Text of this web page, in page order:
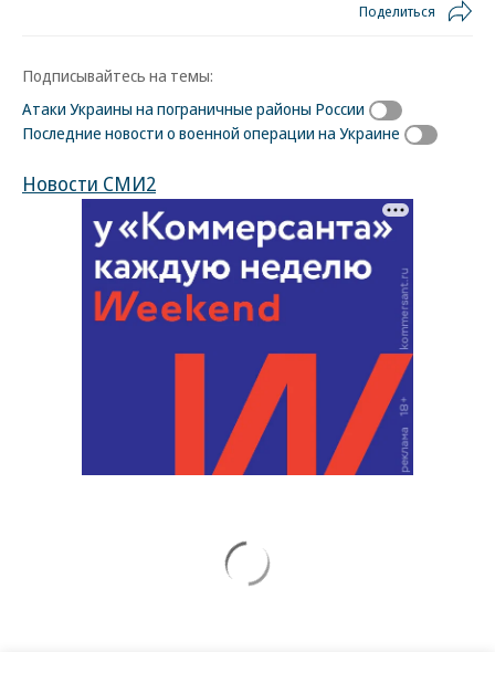
Поделиться
Подписывайтесь на темы:
Атаки Украины на пограничные районы России
Последние новости о военной операции на Украине
Новости СМИ2